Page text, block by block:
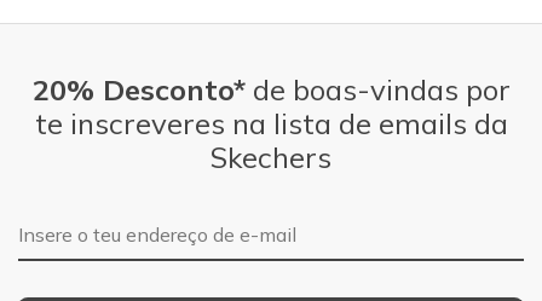
20% Desconto*de boas-vindas por
te inscreveres na lista de emails da
Skechers
Endereço de e-mail